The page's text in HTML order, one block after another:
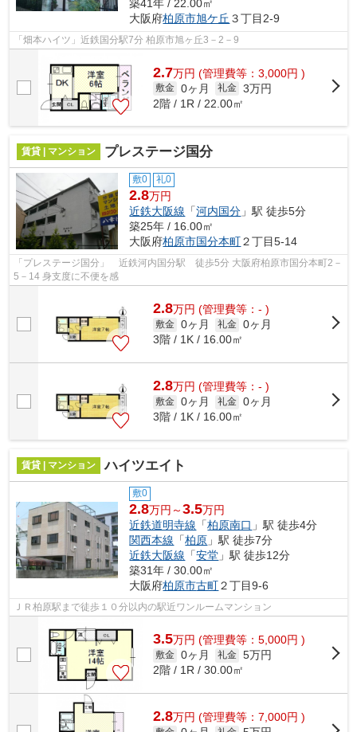
築41年 / 22.00㎡
大阪府柏原市旭ケ丘 ３丁目2-9
「畑本ハイツ」近鉄国分駅7分 柏原市旭ヶ丘3－2－9
2.7万円 (管理費等：3,000円 )
敷金 0ヶ月 礼金 3万円
2階 / 1R / 22.00㎡
賃貸 | マンション プレステージ国分
敷0 礼0
2.8万円
近鉄大阪線 「河内国分 」駅 徒歩5分
築25年 / 16.00㎡
大阪府柏原市国分本町２丁目5-14
「プレステージ国分」 近鉄河内国分駅 徒歩5分 大阪府柏原市国分本町2－
5－14 身支度に不便を感
2.8万円 (管理費等：- )
敷金 0ヶ月 礼金 0ヶ月
3階 / 1K / 16.00㎡
2.8万円 (管理費等：- )
敷金 0ヶ月 礼金 0ヶ月
3階 / 1K / 16.00㎡
賃貸 | マンション ハイツエイト
敷0
2.8万円～3.5万円
近鉄道明寺線 「柏原南口 」駅 徒歩4分
関西本線 「柏原 」駅 徒歩7分
近鉄大阪線 「安堂 」駅 徒歩12分
築31年 / 30.00㎡
大阪府柏原市古町２丁目9-6
ＪＲ柏原駅まで徒歩１０分以内の駅近ワンルームマンション
3.5万円 (管理費等：5,000円 )
敷金 0ヶ月 礼金 5万円
2階 / 1R / 30.00㎡
2.8万円 (管理費等：7,000円 )